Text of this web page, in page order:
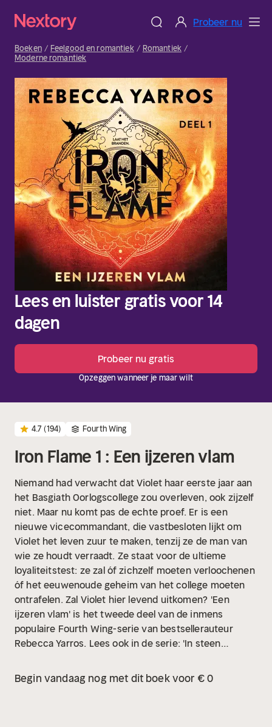
Probeer nu
Boeken Feelgood en romantiek
Romantiek
Moderne romantiek
Lees en luister gratis voor 14
dagen
Probeer nu gratis
Opzeggen wanneer je maar wilt
4.7 (194) Fourth Wing
Iron Flame 1 : Een ijzeren vlam
Niemand had verwacht dat Violet haar eerste jaar aan
het Basgiath Oorlogscollege zou overleven, ook zijzelf
niet. Maar nu komt pas de echte proef. Er is een
nieuwe vicecommandant, die vastbesloten lijkt om
Violet het leven zuur te maken, tenzij ze de man van
wie ze houdt verraadt. Ze staat voor de ultieme
loyaliteitstest: ze zal óf zichzelf moeten verloochenen
óf het eeuwenoude geheim van het college moeten
ontrafelen. Zal Violet hier levend uitkomen? 'Een
ijzeren vlam' is het tweede deel van de inmens
populaire Fourth Wing-serie van bestsellerauteur
Rebecca Yarros. Lees ook in de serie: 'In steen
Begin vandaag nog met dit boek voor € 0